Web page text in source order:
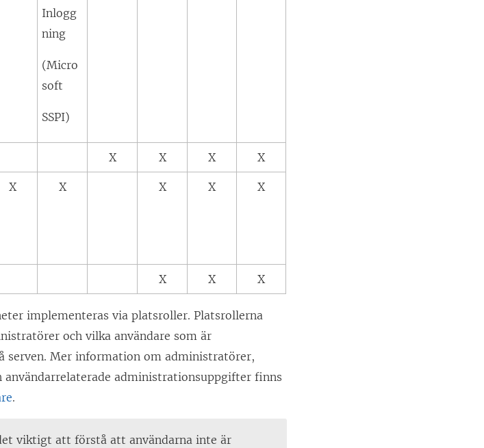
r
Inlogg
ning
(Micro
soft
SSPI)
X X X X
X X X X X
X X X
implementeras via platsroller. Platsrollerna
och vilka användare som är
serven. Mer information om administratörer,
användarrelaterade administrationsuppgifter finns
.
viktigt att förstå att användarna inte är